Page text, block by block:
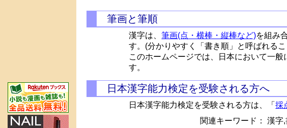
筆画と筆順
漢字は、筆画(点・横棒・縦棒など)を組み
す。(分かりやすく「書き順」と呼ばれる
このホームページでは、日本において一
す。
日本漢字能力検定を受験される方へ
日本漢字能力検定を受験される方は、「採
関連キーワード： 漢字